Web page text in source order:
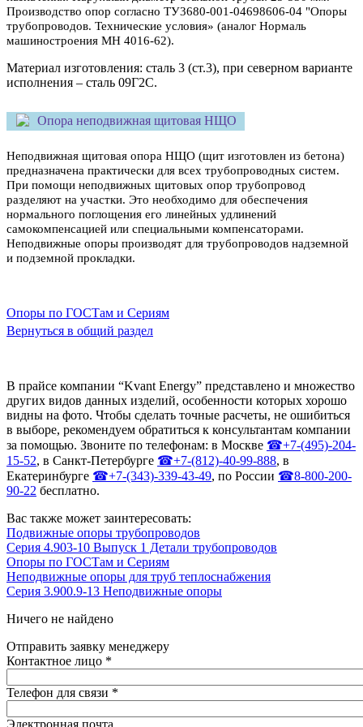
Производство опор согласно ТУ3680-001-04698606-04 "Опоры
трубопроводов. Технические условия» (аналог Нормаль
машиностроения МН 4016-62).
Материал изготовления: сталь 3 (ст.3), при северном варианте
исполнения – сталь 09Г2С.
Опора неподвижная щитовая НЩО
Непoдвижная щитoвая опoра НЩО (щит изготовлен из бетона)
предназначена практически для всех трубопроводных систем.
При помощи неподвижных щитовых опор трубопровод
разделяют на участки. Это необходимо для обеспечения
нормального поглощения его линейных удлинений
самокомпенсацией или специальными компенсаторами.
Непoдвижные опoры производят для трубопроводов надземной
и подземной прокладки.
Опоры по ГОСТам и Сериям
Вернуться в общий раздел
В прайсе компании “Kvant Energy” представлено и множество
других видов данных изделий, особенности которых хорошо
видны на фото. Чтобы сделать точные расчеты, не ошибиться
в выборе, рекомендуем обратиться к консультантам компании
за помощью. Звоните по телефонам: в Москве ☎+7-(495)-204-
15-52, в Санкт-Петербурге ☎+7-(812)-40-99-888, в
Екатеринбурге ☎+7-(343)-339-43-49, по России ☎8-800-200-
90-22 бесплатно.
Вас также может заинтересовать:
Подвижные опоры трубопроводов
Серия 4.903-10 Выпуск 1 Детали трубопроводов
Опоры по ГОСТам и Сериям
Неподвижные опоры для труб теплоснабжения
Серия 3.900.9-13 Неподвижные опоры
Ничего не найдено
Отправить заявку менеджеру
Контактное лицо *
Телефон для связи *
Электронная почта